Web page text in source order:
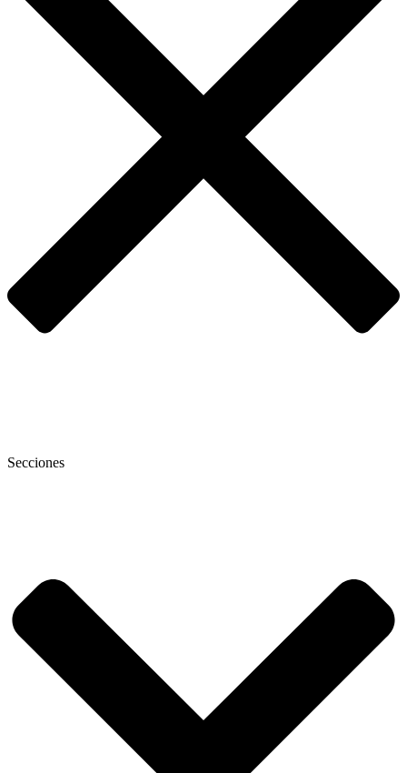
Secciones